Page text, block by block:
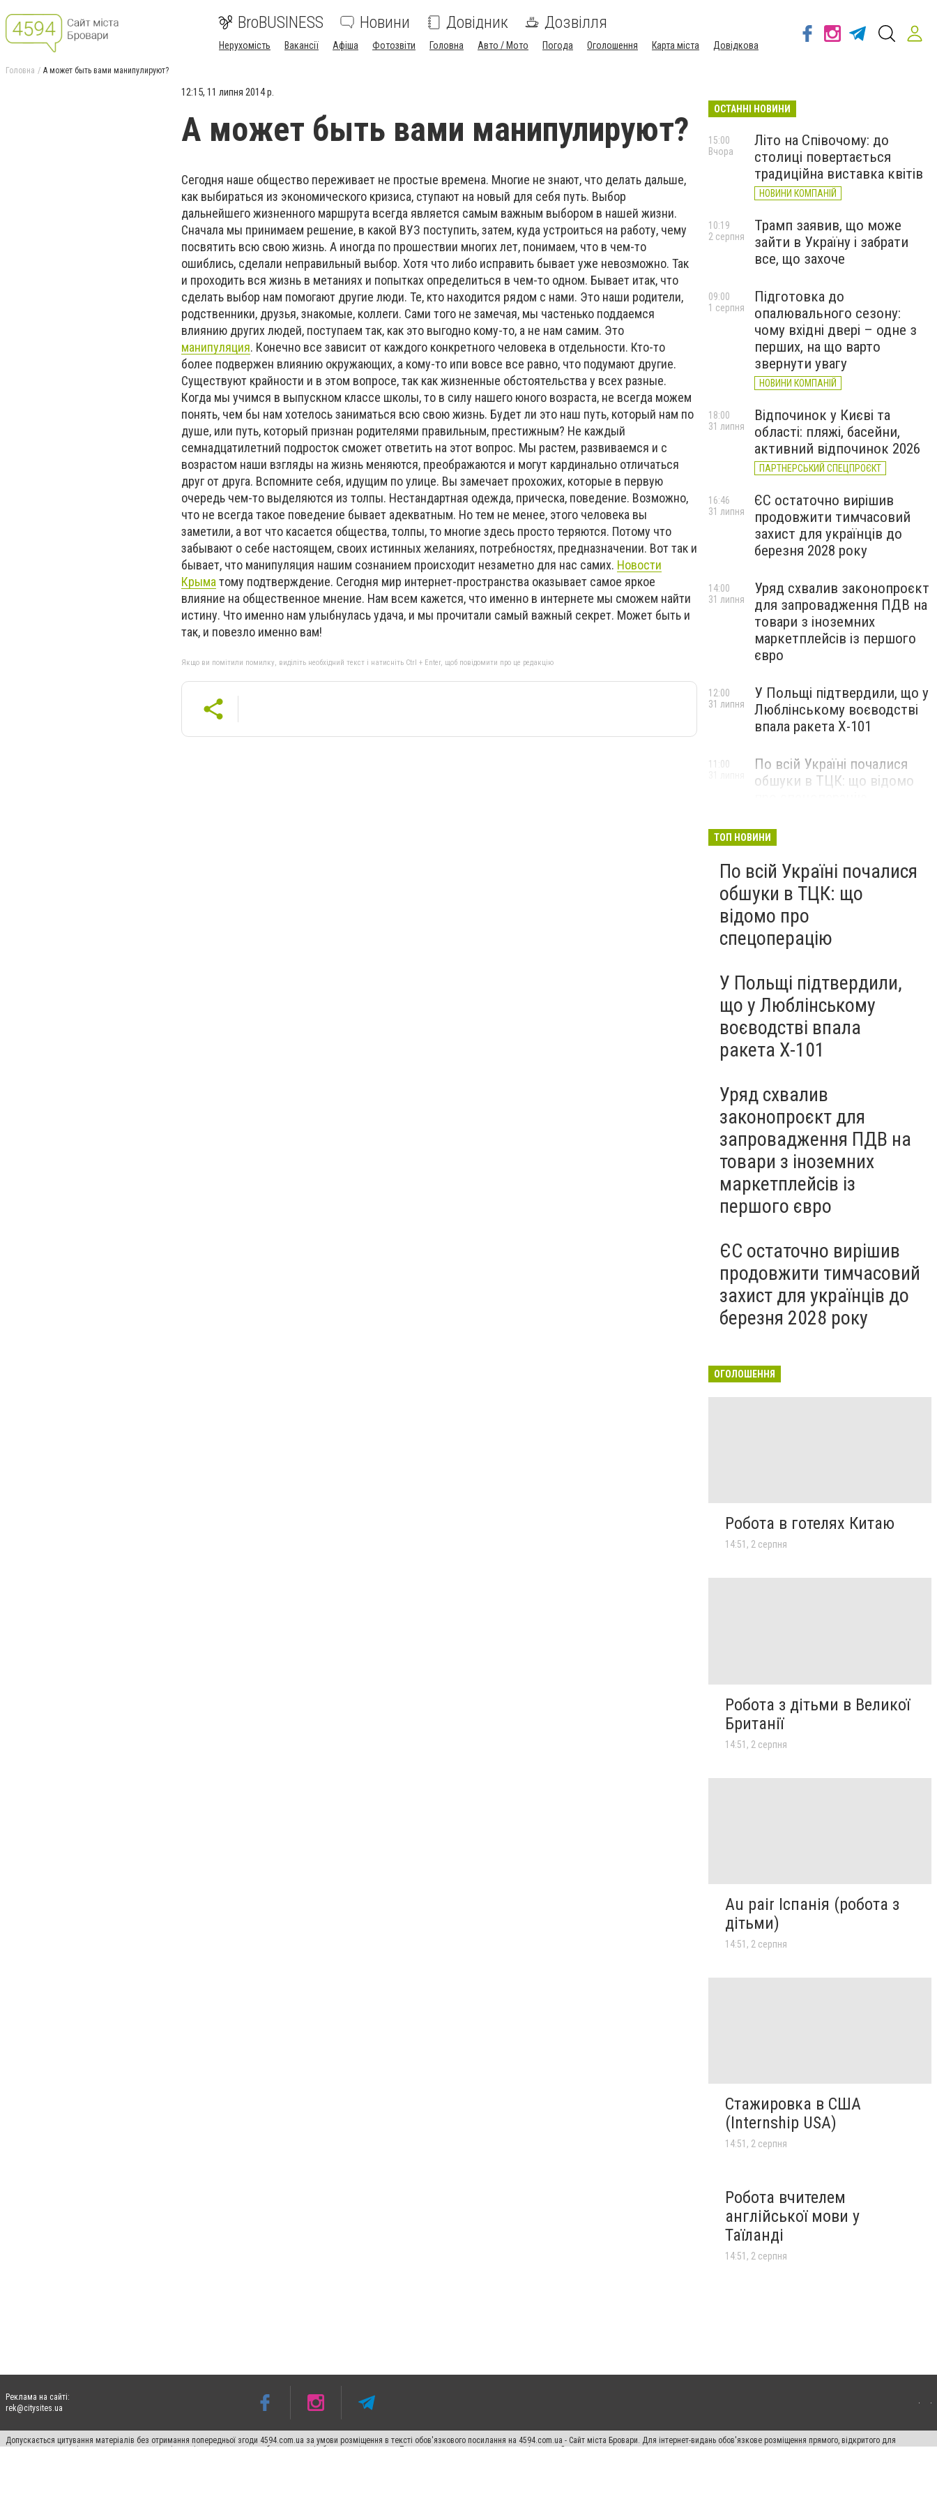
BroBUSINESS Новини Довідник Дозвілля
Нерухомість Вакансії Афіша Фотозвіти Головна Авто / Мото Погода Оголошення Карта міста Довідкова
Головна А может быть вами манипулируют?
12:15, 11 липня 2014 р.
А может быть вами манипулируют?
Сегодня наше общество переживает не простые времена. Многие не знают, что делать дальше,
как выбираться из экономического кризиса, ступают на новый для себя путь. Выбор
дальнейшего жизненного маршрута всегда является самым важным выбором в нашей жизни.
Сначала мы принимаем решение, в какой ВУЗ поступить, затем, куда устроиться на работу, чему
посвятить всю свою жизнь. А иногда по прошествии многих лет, понимаем, что в чем-то
ошиблись, сделали неправильный выбор. Хотя что либо исправить бывает уже невозможно. Так
и проходить вся жизнь в метаниях и попытках определиться в чем-то одном. Бывает итак, что
сделать выбор нам помогают другие люди. Те, кто находится рядом с нами. Это наши родители,
родственники, друзья, знакомые, коллеги. Сами того не замечая, мы частенько поддаемся
влиянию других людей, поступаем так, как это выгодно кому-то, а не нам самим. Это
манипуляция. Конечно все зависит от каждого конкретного человека в отдельности. Кто-то
более подвержен влиянию окружающих, а кому-то ипи вовсе все равно, что подумают другие.
Существуют крайности и в этом вопросе, так как жизненные обстоятельства у всех разные.
Когда мы учимся в выпускном классе школы, то в силу нашего юного возраста, не всегда можем
понять, чем бы нам хотелось заниматься всю свою жизнь. Будет ли это наш путь, который нам по
душе, или путь, который признан родителями правильным, престижным? Не каждый
семнадцатилетний подросток сможет ответить на этот вопрос. Мы растем, развиваемся и с
возрастом наши взгляды на жизнь меняются, преображаются и могут кардинально отличаться
друг от друга. Вспомните себя, идущим по улице. Вы замечает прохожих, которые в первую
очередь чем-то выделяются из толпы. Нестандартная одежда, прическа, поведение. Возможно,
что не всегда такое поведение бывает адекватным. Но тем не менее, этого человека вы
заметили, а вот что касается общества, толпы, то многие здесь просто теряются. Потому что
забывают о себе настоящем, своих истинных желаниях, потребностях, предназначении. Вот так и
бывает, что манипуляция нашим сознанием происходит незаметно для нас самих. Новости
Крыма тому подтверждение. Сегодня мир интернет-пространства оказывает самое яркое
влияние на общественное мнение. Нам всем кажется, что именно в интернете мы сможем найти
истину. Что именно нам улыбнулась удача, и мы прочитали самый важный секрет. Может быть и
так, и повезло именно вам!
Якщо ви помітили помилку, виділіть необхідний текст і натисніть Ctrl + Enter, щоб повідомити про це редакцію
ОСТАННІ НОВИНИ
Літо на Співочому: до
столиці повертається
традиційна виставка квітів
НОВИНИ КОМПАНІЙ
15:00
Вчора
Трамп заявив, що може
зайти в Україну і забрати
все, що захоче
10:19
2 серпня
Підготовка до
опалювального сезону:
чому вхідні двері – одне з
перших, на що варто
звернути увагу
НОВИНИ КОМПАНІЙ
09:00
1 серпня
Відпочинок у Києві та
області: пляжі, басейни,
активний відпочинок 2026
ПАРТНЕРСЬКИЙ СПЕЦПРОЄКТ
18:00
31 липня
ЄС остаточно вирішив
продовжити тимчасовий
захист для українців до
березня 2028 року
16:46
31 липня
Уряд схвалив законопроєкт
для запровадження ПДВ на
товари з іноземних
маркетплейсів із першого
євро
14:00
31 липня
У Польщі підтвердили, що у
Люблінському воєводстві
впала ракета Х-101
12:00
31 липня
По всій Україні почалися
обшуки в ТЦК: що відомо
11:00
ТОП НОВИНИ
По всій Україні почалися
обшуки в ТЦК: що
відомо про
спецоперацію
У Польщі підтвердили,
що у Люблінському
воєводстві впала
ракета Х-101
Уряд схвалив
законопроєкт для
запровадження ПДВ на
товари з іноземних
маркетплейсів із
першого євро
ЄС остаточно вирішив
продовжити тимчасовий
захист для українців до
березня 2028 року
ОГОЛОШЕННЯ
Робота в готелях Китаю
14:51, 2 серпня
Робота з дітьми в Великої
Британії
14:51, 2 серпня
Au pair Іспанія (робота з
дітьми)
14:51, 2 серпня
Стажировка в США
(Internship USA)
14:51, 2 серпня
Робота вчителем
англійської мови у
Таїланді
14:51, 2 серпня
Реклама на сайті:
rek@citysites.ua
Допускається цитування матеріалів без отримання попередньої згоди 4594.com.ua за умови розміщення в тексті обов'язкового посилання на 4594.com.ua - Сайт міста Бровари. Для інтернет-видань обов'язкове розміщення прямого, відкритого для
пошукових систем гіперпосилання на цитовані статті не нижче другого абзацу в тексті або в якості джерела. Порушення виняткових прав переслідується Законом.